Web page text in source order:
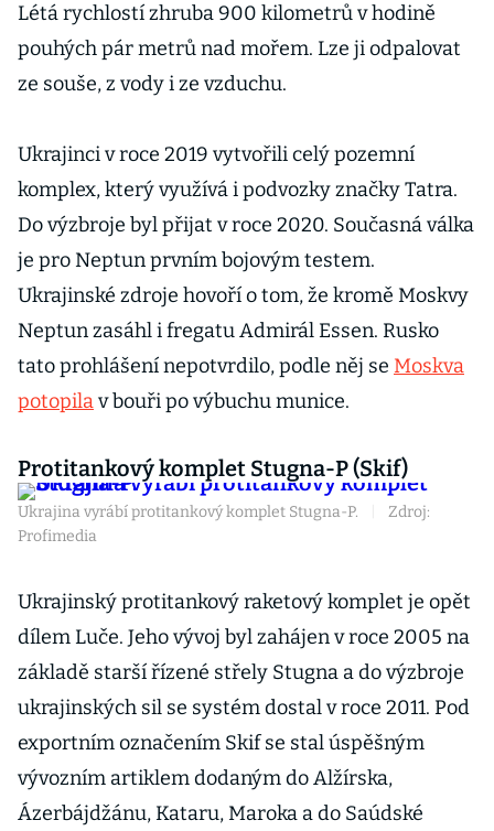
Létá rychlostí zhruba 900 kilometrů v hodině
pouhých pár metrů nad mořem. Lze ji odpalovat
ze souše, z vody i ze vzduchu.
Ukrajinci v roce 2019 vytvořili celý pozemní
komplex, který využívá i podvozky značky Tatra.
Do výzbroje byl přijat v roce 2020. Současná válka
je pro Neptun prvním bojovým testem.
Ukrajinské zdroje hovoří o tom, že kromě Moskvy
Neptun zasáhl i fregatu Admirál Essen. Rusko
tato prohlášení nepotvrdilo, podle něj se Moskva
potopilav bouři po výbuchu munice.
Protitankový komplet Stugna-P (Skif)
Ukrajina vyrábí protitankový komplet Stugna-P.
Zdroj:
Profimedia
Ukrajinský protitankový raketový komplet je opět
dílem Luče. Jeho vývoj byl zahájen v roce 2005 na
základě starší řízené střely Stugna a do výzbroje
ukrajinských sil se systém dostal v roce 2011. Pod
exportním označením Skif se stal úspěšným
vývozním artiklem dodaným do Alžírska,
Ázerbájdžánu, Kataru, Maroka a do Saúdské